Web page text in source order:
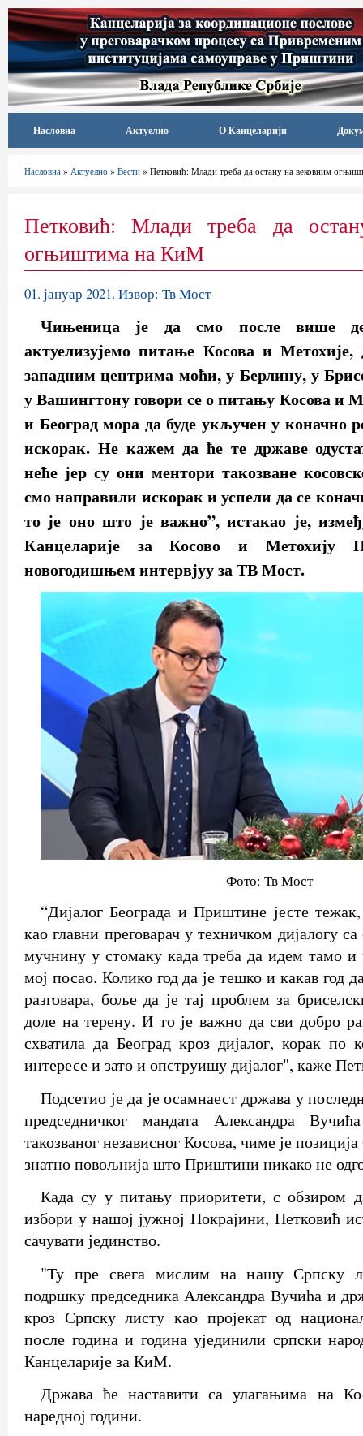
Насловна Актуелно О Канцеларији
Насловна » Актуелно » Вести » Петковић: Млади треба да остану на вековним
Петковић: Млади треба да
огњиштима на КиМ
01. јануар 2021. Извор: Тв Мост
Чињеница је да смо после више
актуелизујемо питање Косова и
западним центрима моћи, у Берлину, у
у Вашингтону говори се о питању Косова и
и Београд мора да буде укључен у коначно
искорак. Не кажем да ће те државе
неће јер су они ментори такозване
смо направили искорак и успели да се
то је оно што је важно”, истакао је,
Канцеларије за Косово и Метохију
новогодишњем интервјуу за ТВ Мост.
Фото: Тв Мост
“Дијалог Београда и Приштине јесте
као главни преговарач у техничком дијалогу
мучнину у стомаку када треба да идем тамо и
мој посао. Колико год да је тешко и какав год
разговара, боље да је тај проблем за
доле на терену. И то је важно да сви добро
схватила да Београд кроз дијалог, корак по
интересе и зато и опструишу дијалог", каже
Подсетио је да је осамнаест држава у
председничког мандата Александра
такозваног независног Косова, чиме је
знатно повољнија што Приштини никако не
Када су у питању приоритети, с обзиром
избори у нашој јужној Покрајини, Петковић
сачувати јединство.
"Ту пре свега мислим на нашу Српску
подршку председника Александра Вучића и
кроз Српску листу као пројекат од
после година и година ујединили српски
Канцеларије за КиМ.
Држава ће наставити са улагањима на
наредној години.